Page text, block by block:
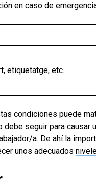
en caso de
etiquetatge, etc.
condiciones puede
seguir para causar
a. De ahí la
unos adecuados